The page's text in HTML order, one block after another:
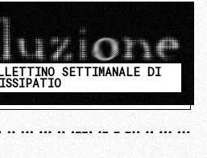
SETTIMANALE DI